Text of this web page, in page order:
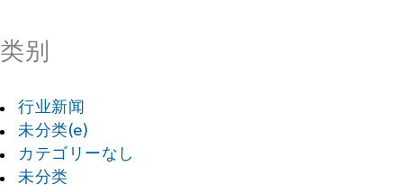
类别
行业新闻
未分类(e)
カテゴリーなし
未分类